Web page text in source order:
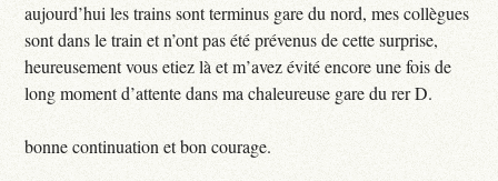
aujourd’hui les trains sont terminus gare du nord, mes collègues
sont dans le train et n’ont pas été prévenus de cette surprise,
heureusement vous etiez là et m’avez évité encore une fois de
long moment d’attente dans ma chaleureuse gare du rer D.
bonne continuation et bon courage.